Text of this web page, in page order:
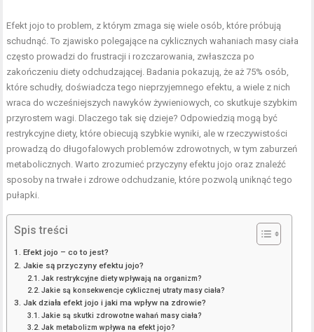
Efekt jojo to problem, z którym zmaga się wiele osób, które próbują
schudnąć. To zjawisko polegające na cyklicznych wahaniach masy ciała
często prowadzi do frustracji i rozczarowania, zwłaszcza po
zakończeniu diety odchudzającej . Badania pokazują, że aż 75% osób,
które schudły, doświadcza tego nieprzyjemnego efektu, a wiele z nich
wraca do wcześniejszych nawyków żywieniowych, co skutkuje szybkim
przyrostem wagi. Dlaczego tak się dzieje? Odpowiedzią mogą być
restrykcyjne diety, które obiecują szybkie wyniki, ale w rzeczywistości
prowadzą do długofalowych problemów zdrowotnych, w tym zaburzeń
metabolicznych. Warto zrozumieć przyczyny efektu jojo oraz znaleźć
sposoby na trwałe i zdrowe odchudzanie, które pozwolą uniknąć tego
pułapki.
Spis treści
Efekt jojo – co to jest?
Jakie są przyczyny efektu jojo?
Jak restrykcyjne diety wpływają na organizm?
Jakie są konsekwencje cyklicznej utraty masy ciała?
Jak działa efekt jojo i jaki ma wpływ na zdrowie?
Jakie są skutki zdrowotne wahań masy ciała?
Jak metabolizm wpływa na efekt jojo?